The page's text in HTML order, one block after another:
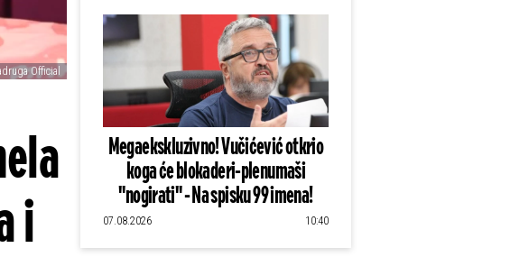
Official
i
Megaekskluzivno! Vučićević otkrio
koga će blokaderi-plenumaši
"nogirati" - Na spisku 99 imena!
07.08.2026 10:40